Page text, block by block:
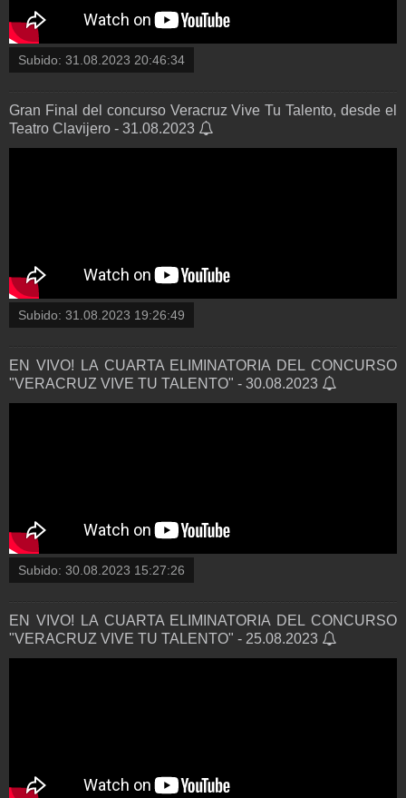
Subido: 31.08.2023 20:46:34
Gran Final del concurso Veracruz Vive Tu Talento, desde el
Teatro Clavijero - 31.08.2023
Subido: 31.08.2023 19:26:49
EN VIVO! LA CUARTA ELIMINATORIA DEL CONCURSO
"VERACRUZ VIVE TU TALENTO" - 30.08.2023
Subido: 30.08.2023 15:27:26
EN VIVO! LA CUARTA ELIMINATORIA DEL CONCURSO
"VERACRUZ VIVE TU TALENTO" - 25.08.2023